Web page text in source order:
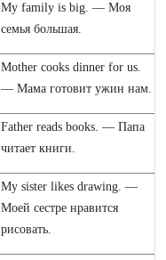
My family is big. — Моя
семья большая.
Mother cooks dinner for us.
— Мама готовит ужин нам.
Father reads books. — Папа
читает книги.
My sister likes drawing. —
Моей сестре нравится
рисовать.